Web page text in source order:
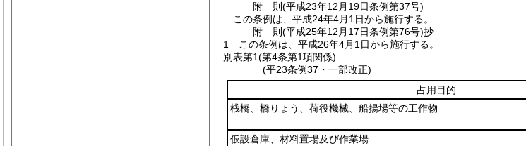
附 則(平成23年12月19日条例第37号)
この条例は、平成24年4月1日から施行する。
附 則(平成25年12月17日条例第76号)抄
1
この条例は、平成26年4月1日から施行する。
別表第1(第4条第1項関係)
(平23条例37・一部改正)
占用目的
桟橋、橋りょう、荷役機械、船揚場等の工作物
仮設倉庫、材料置場及び作業場